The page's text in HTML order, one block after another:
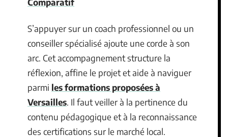
S’appuyer sur un coach professionnel ou un
conseiller spécialisé ajoute une corde à son
arc. Cet accompagnement structure la
réflexion, affine le projet et aide à naviguer
parmi les formations proposées à
Versailles. Il faut veiller à la pertinence du
contenu pédagogique et à la reconnaissance
des certifications sur le marché local.